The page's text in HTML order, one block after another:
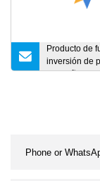
Producto de
inversión de
pequeñas de